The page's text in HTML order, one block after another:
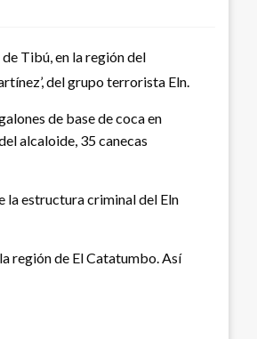
Tibú, en la región del
del grupo terrorista Eln.
de base de coca en
alcaloide, 35 canecas
la estructura criminal del Eln
región de El Catatumbo. Así